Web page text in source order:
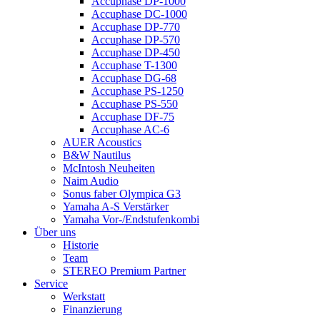
Accuphase DC-1000
Accuphase DP-770
Accuphase DP-570
Accuphase DP-450
Accuphase T-1300
Accuphase DG-68
Accuphase PS-1250
Accuphase PS-550
Accuphase DF-75
Accuphase AC-6
AUER Acoustics
B&W Nautilus
McIntosh Neuheiten
Naim Audio
Sonus faber Olympica G3
Yamaha A-S Verstärker
Yamaha Vor-/Endstufenkombi
Über uns
Historie
Team
STEREO Premium Partner
Service
Werkstatt
Finanzierung